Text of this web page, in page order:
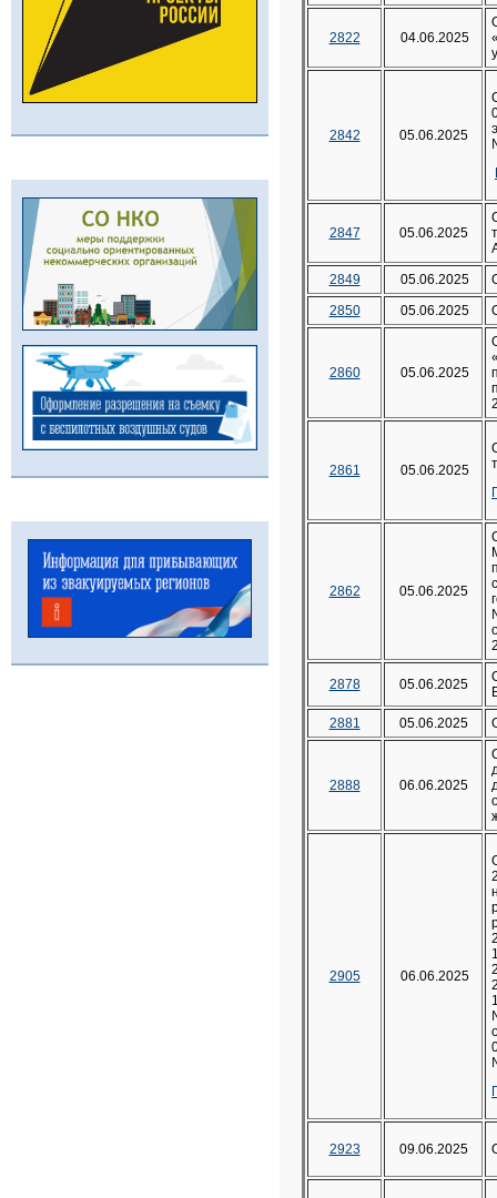
2822 04.06.2025
2842 05.06.2025
2847 05.06.2025
2849
05.06.2025
2850
05.06.2025
2860 05.06.2025
2861 05.06.2025
2862 05.06.2025
2878 05.06.2025
2881
05.06.2025
2888 06.06.2025
2905 06.06.2025
2923 09.06.2025